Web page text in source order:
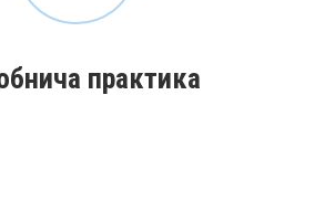
практика